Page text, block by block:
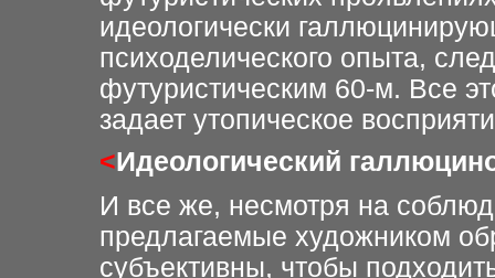
идеологически
психоделического опыта,
футуристическим 60-м. Все
задает утопическое
<Идеологический
И все же, несмотря на
предлагаемые художником
субъективны, чтобы